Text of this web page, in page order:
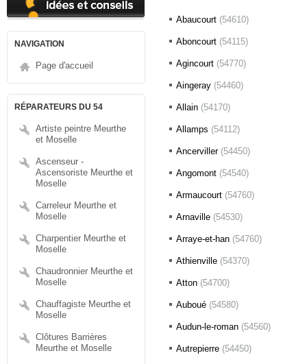
NAVIGATION
Page d'accueil
RÉPARATEURS DU 54
Artiste peintre Meurthe
et Moselle
Ascenseur -
Ascensoriste Meurthe et
Moselle
Carreleur Meurthe et
Moselle
Charpentier Meurthe et
Moselle
Chaudronnier Meurthe et
Moselle
Chauffagiste Meurthe et
Moselle
Clôtures Barrières
Meurthe et Moselle
Abaucourt (54610)
Aboncourt (54115)
Agincourt (54770)
Aingeray (54460)
Allain (54170)
Allamps (54112)
Ancerviller (54450)
Angomont (54540)
Armaucourt (54760)
Arnaville (54530)
Arraye-et-han (54760)
Athienville (54370)
Atton (54700)
Auboué (54580)
Audun-le-roman (54560)
Autrepierre (54450)